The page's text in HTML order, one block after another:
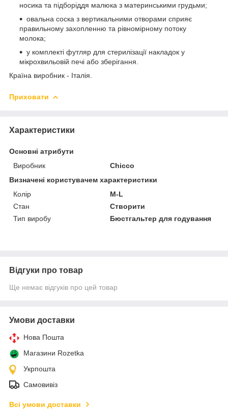
носика та підборіддя малюка з материнськими грудьми;
овальна соска з вертикальними отворами сприяє
правильному захопленню та рівномірному потоку
молока;
у комплекті футляр для стерилізації накладок у
мікрохвильовій печі або зберігання.
Країна виробник - Італія.
Приховати
Характеристики
Основні атрибути
Виробник
Chicco
Визначені користувачем характеристики
Колір
M-L
Стан
Створити
Тип виробу
Бюстгальтер для годування
Відгуки про товар
Ще немає відгуків про цей товар
Умови доставки
Нова Пошта
Магазини Rozetka
Укрпошта
Самовивіз
Всі умови доставки